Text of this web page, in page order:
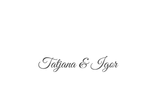
Tatjana & Igor